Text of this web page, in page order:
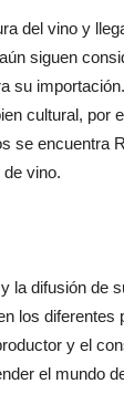
del vino y
siguen
su
cultural, por
se encuentra
vino.
la difusión de
los diferentes
y el
el mundo